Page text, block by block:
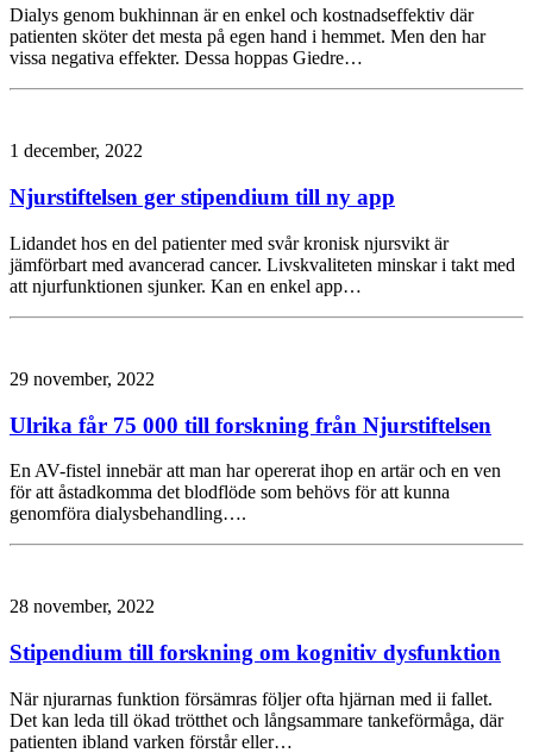
Dialys genom bukhinnan är en enkel och kostnadseffektiv där
patienten sköter det mesta på egen hand i hemmet. Men den har
vissa negativa effekter. Dessa hoppas Giedre…
1 december, 2022
Njurstiftelsen ger stipendium till ny app
Lidandet hos en del patienter med svår kronisk njursvikt är
jämförbart med avancerad cancer. Livskvaliteten minskar i takt med
att njurfunktionen sjunker. Kan en enkel app…
29 november, 2022
Ulrika får 75 000 till forskning från Njurstiftelsen
En AV-fistel innebär att man har opererat ihop en artär och en ven
för att åstadkomma det blodflöde som behövs för att kunna
genomföra dialysbehandling….
28 november, 2022
Stipendium till forskning om kognitiv dysfunktion
När njurarnas funktion försämras följer ofta hjärnan med ii fallet.
Det kan leda till ökad trötthet och långsammare tankeförmåga, där
patienten ibland varken förstår eller…